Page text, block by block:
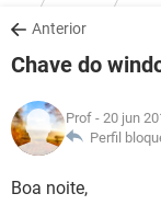
OUTLOOK
INSTAGRAM
GUIA DE COMPRAS
JOGOS
INSTAGRAM
GUIA DE COMPRAS
DOWNLOADS
JOGOS
CELULAR
OUTLOOK
INSTAGRAM
JOGOS
CELULAR
OUTLOOK
GLOSSÁRIO
Anterior
Chave do
Prof - 20 jun
Perfil
Boa noite,